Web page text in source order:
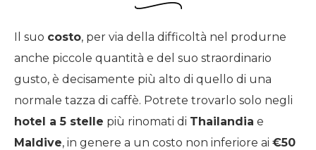
Il suo costo, per via della difficoltà nel produrne
anche piccole quantità e del suo straordinario
gusto, è decisamente più alto di quello di una
normale tazza di caffè. Potrete trovarlo solo negli
hotel a 5 stelle più rinomati di Thailandia e
Maldive, in genere a un costo non inferiore ai €50